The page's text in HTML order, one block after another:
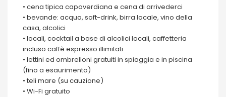
• cena tipica capoverdiana e cena di arrivederci
• bevande: acqua, soft-drink, birra locale, vino della
casa, alcolici
• locali, cocktail a base di alcolici locali, caffetteria
incluso caffè espresso illimitati
• lettini ed ombrelloni gratuiti in spiaggia e in piscina
(fino a esaurimento)
• teli mare (su cauzione)
• Wi-Fi gratuito